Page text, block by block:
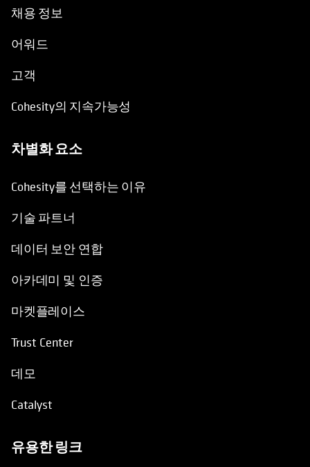
어워드
고객
Cohesity의 지속가능성
기술 파트너
데이터 보안 연합
아카데미 및 인증
마켓플레이스
Trust Center
데모
Catalyst